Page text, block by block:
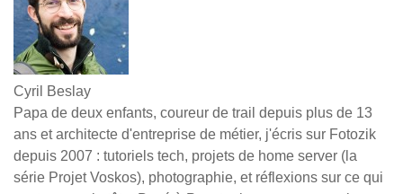
Cyril Beslay
Papa de deux enfants, coureur de trail depuis plus de 13
ans et architecte d'entreprise de métier, j'écris sur Fotozik
depuis 2007 : tutoriels tech, projets de home server (la
série Projet Voskos), photographie, et réflexions sur ce qui